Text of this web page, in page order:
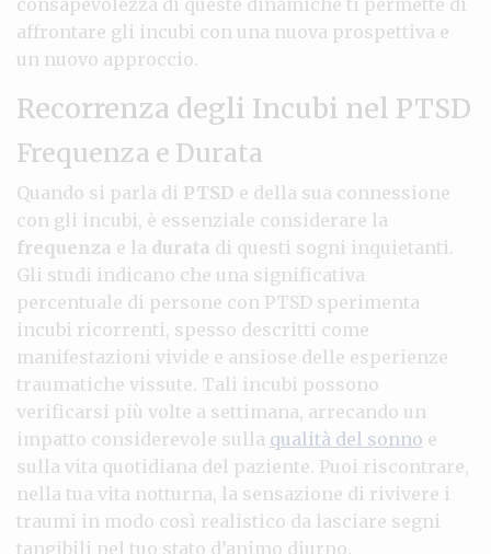
affrontare gli incubi con una nuova prospettiva e
un nuovo approccio.
Recorrenza degli Incubi nel PTSD
Frequenza e Durata
Quando si parla di PTSD e della sua connessione
con gli incubi, è essenziale considerare la
frequenza e la durata di questi sogni inquietanti.
Gli studi indicano che una significativa
percentuale di persone con PTSD sperimenta
incubi ricorrenti, spesso descritti come
manifestazioni vivide e ansiose delle esperienze
traumatiche vissute. Tali incubi possono
verificarsi più volte a settimana, arrecando un
impatto considerevole sulla qualità del sonno e
sulla vita quotidiana del paziente. Puoi riscontrare,
nella tua vita notturna, la sensazione di rivivere i
traumi in modo così realistico da lasciare segni
tangibili nel tuo stato d’animo diurno.